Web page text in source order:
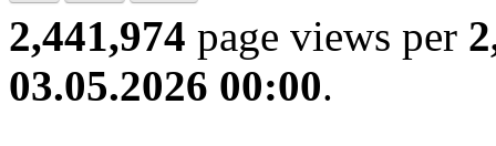
2,441,974 page views per
03.05.2026 00:00.